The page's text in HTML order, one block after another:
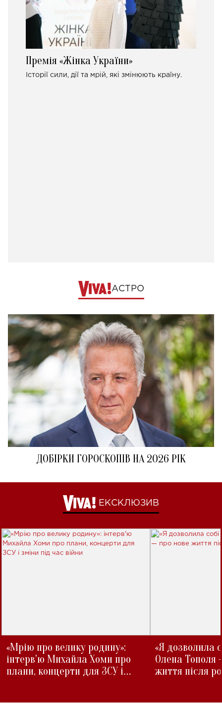
Премія «Жінка України»
Історії сили, дії та мрій, які змінюють країну.
АСТРО
ДОБІРКИ ГОРОСКОПІВ НА 2026 РІК
ЕКСКЛЮЗИВ
«Мрію про велику родину»:
інтерв'ю Михайла Хоми про
плани, концерти для ЗСУ і
«Я дозволила
Олена Тополя
життя після